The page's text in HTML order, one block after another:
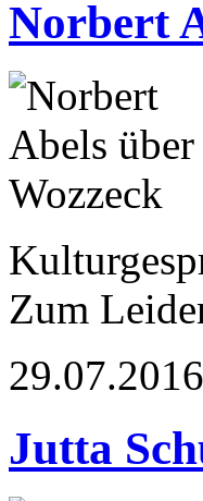
Norbert
Zum
Jutta